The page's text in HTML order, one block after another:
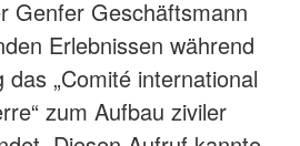
Genfer Geschäftsmann
Erlebnissen während
„Comité international
zum Aufbau ziviler